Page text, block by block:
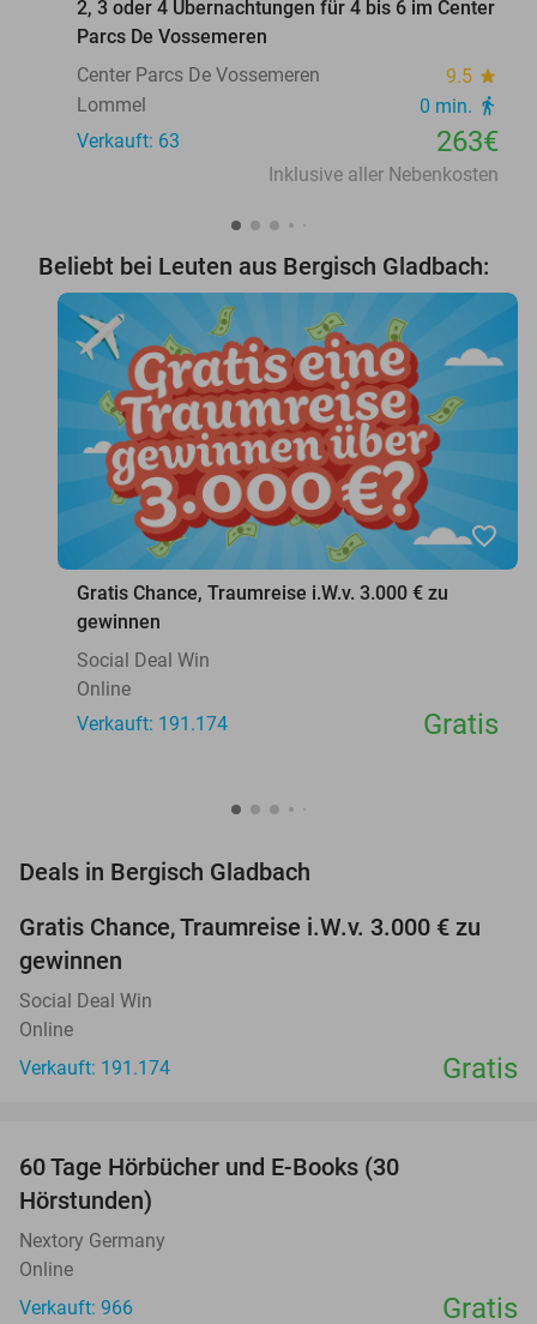
2, 3 oder 4 Übernachtungen für 4 bis 6 im Center
Parcs De Vossemeren
Center Parcs De Vossemeren
9.5 star
Lommel 0 min. directions_walk
Verkauft: 63 263€
Inklusive aller Nebenkosten
Beliebt bei Leuten aus Bergisch Gladbach:
favorite_border
Gratis Chance, Traumreise i.W.v. 3.000 € zu
gewinnen
Social Deal Win
Online
Verkauft: 191.174
Gratis
Deals in Bergisch Gladbach
Gratis Chance, Traumreise i.W.v. 3.000 € zu
gewinnen
Social Deal Win
Online
Verkauft: 191.174
Gratis
60 Tage Hörbücher und E-Books (30
Hörstunden)
Nextory Germany
Online
Verkauft: 966
Gratis